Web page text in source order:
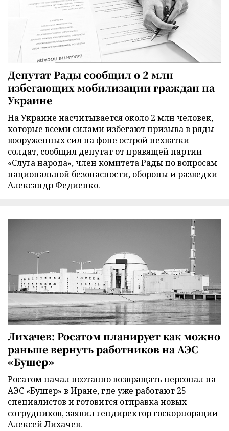
Депутат Рады сообщил о 2 млн
избегающих мобилизации граждан на
Украине
На Украине насчитывается около 2 млн человек,
которые всеми силами избегают призыва в ряды
вооруженных сил на фоне острой нехватки
солдат, сообщил депутат от правящей партии
«Слуга народа», член комитета Рады по вопросам
национальной безопасности, обороны и разведки
Александр Федиенко.
Лихачев: Росатом планирует как можно
раньше вернуть работников на АЭС
«Бушер»
Росатом начал поэтапно возвращать персонал на
АЭС «Бушер» в Иране, где уже работают 25
специалистов и готовится отправка новых
сотрудников, заявил гендиректор госкорпорации
Алексей Лихачев.